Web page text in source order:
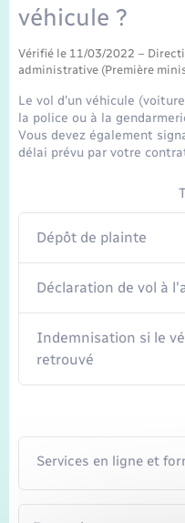
Organisation
Sécurité - Prévention
Seniors
véhicule ?
Vérifié le 11/03/2022 –
administrative (Première
Le vol d'un véhicule
la police ou à la
Vous devez également
délai prévu par votre
Dépôt de plainte
Déclaration de vol à
Indemnisation si le
retrouvé
Services en ligne et